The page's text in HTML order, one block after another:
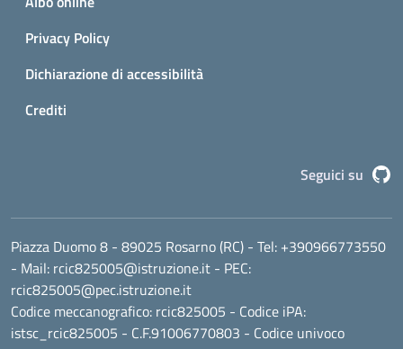
Privacy Policy
Dichiarazione di accessibilità
Crediti
Seguici su
Piazza Duomo 8 - 89025 Rosarno (RC) - Tel: +390966773550
- Mail: rcic825005@istruzione.it - PEC:
rcic825005@pec.istruzione.it
Codice meccanografico: rcic825005 - Codice iPA:
istsc_rcic825005 - C.F.91006770803 - Codice univoco